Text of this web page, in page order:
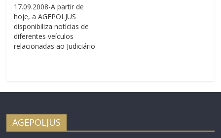
17.09.2008-A partir de
hoje, a AGEPOLJUS
disponibiliza notícias de
diferentes veículos
relacionadas ao Judiciário
armados nos
julgamentos.O Tribunal
AGEPOLJUS